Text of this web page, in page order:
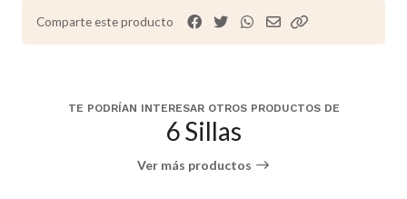
Comparte este producto
TE PODRÍAN INTERESAR OTROS PRODUCTOS DE
6 Sillas
Ver más productos